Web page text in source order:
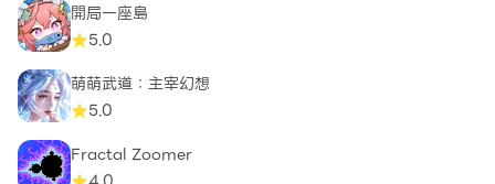
開局一座島
5.0
萌萌武道：主宰幻想
5.0
Fractal Zoomer